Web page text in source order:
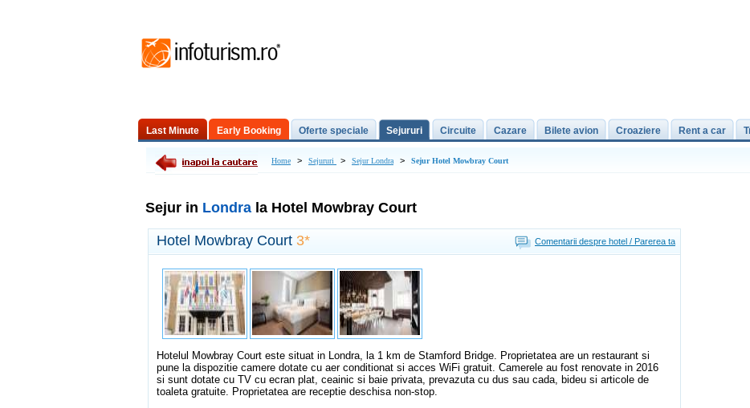
Last Minute Early Booking Oferte speciale Sejururi Circuite Cazare Bilete avion Croaziere Rent a car
Excursii de o zi Home > Sejururi > Sejur Londra > Sejur Hotel Mowbray Court
Sejur in Londra la Hotel Mowbray Court
Comentarii despre hotel / Parerea ta
Hotel Mowbray Court 3*
Hotelul Mowbray Court este situat in Londra, la 1 km de Stamford Bridge. Proprietatea are un restaurant si
pune la dispozitie camere dotate cu aer conditionat si acces WiFi gratuit. Camerele au fost renovate in 2016
si sunt dotate cu TV cu ecran plat, ceainic si baie privata, prevazuta cu dus sau cada, bideu si articole de
toaleta gratuite. Proprietatea are receptie deschisa non-stop.